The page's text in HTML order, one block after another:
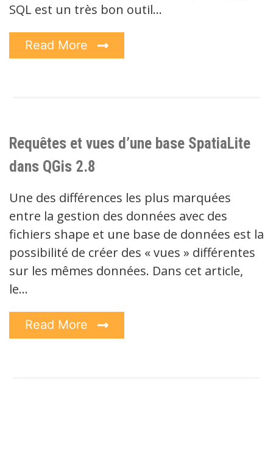
SQL est un très bon outil…
Read More
Requêtes et vues d’une base SpatiaLite
dans QGis 2.8
Une des différences les plus marquées
entre la gestion des données avec des
fichiers shape et une base de données est la
possibilité de créer des « vues » différentes
sur les mêmes données. Dans cet article,
le…
Read More